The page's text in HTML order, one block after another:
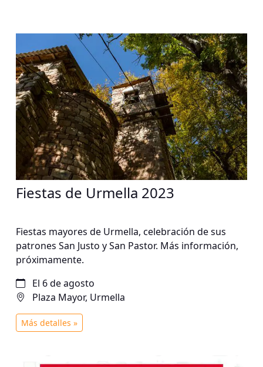
Fiestas de Urmella 2023
Fiestas mayores de Urmella, celebración de sus
patrones San Justo y San Pastor. Más información,
próximamente.
El 6 de agosto
Plaza Mayor, Urmella
Más detalles »